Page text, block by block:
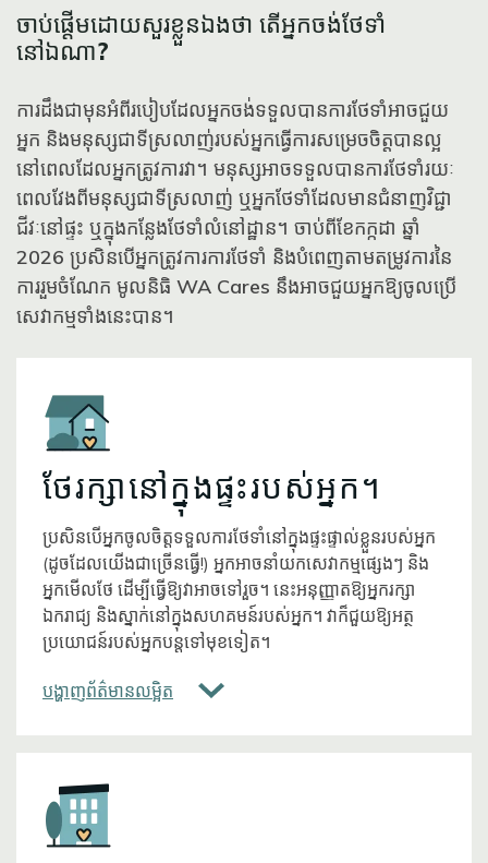
ចាប់ផ្តើមដោយសួរខ្លួនឯងថា តើអ្នកចង់ថែទាំ
នៅឯណា?
ការដឹងជាមុនអំពីរបៀបដែលអ្នកចង់ទទួលបានការថែទាំអាចជួយ
អ្នក និងមនុស្សជាទីស្រលាញ់របស់អ្នកធ្វើការសម្រេចចិត្តបានល្អ
នៅពេលដែលអ្នកត្រូវការវា។ មនុស្សអាចទទួលបានការថែទាំរយៈ
ពេលវែងពីមនុស្សជាទីស្រលាញ់ ឬអ្នកថែទាំដែលមានជំនាញវិជ្ជា
ជីវៈនៅផ្ទះ ឬក្នុងកន្លែងថែទាំលំនៅដ្ឋាន។ ចាប់ពីខែកក្កដា ឆ្នាំ
2026 ប្រសិនបើអ្នកត្រូវការការថែទាំ និងបំពេញតាមតម្រូវការនៃ
ការរួមចំណែក មូលនិធិ WA Cares នឹងអាចជួយអ្នកឱ្យចូលប្រើ
សេវាកម្មទាំងនេះបាន។
ថែរក្សានៅក្នុងផ្ទះរបស់អ្នក។
ប្រសិនបើអ្នកចូលចិត្តទទួលការថែទាំនៅក្នុងផ្ទះផ្ទាល់ខ្លួនរបស់អ្នក
(ដូចដែលយើងជាច្រើនធ្វើ!) អ្នកអាចនាំយកសេវាកម្មផ្សេងៗ និង
អ្នកមើលថែ ដើម្បីធ្វើឱ្យវាអាចទៅរួច។ នេះអនុញ្ញាតឱ្យអ្នករក្សា
ឯករាជ្យ និងស្នាក់នៅក្នុងសហគមន៍របស់អ្នក។ វាក៏ជួយឱ្យអត្ថ
ប្រយោជន៍របស់អ្នកបន្តទៅមុខទៀត។
Icon
បង្ហាញព័ត៌មានលម្អិត
Icon